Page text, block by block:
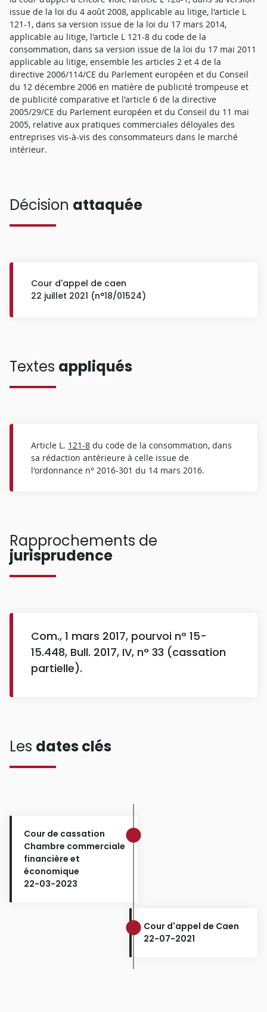
issue de la loi du 4 août 2008, applicable au litige, l'article L
121-1, dans sa version issue de la loi du 17 mars 2014,
applicable au litige, l'article L 121-8 du code de la
consommation, dans sa version issue de la loi du 17 mai 2011
applicable au litige, ensemble les articles 2 et 4 de la
directive 2006/114/CE du Parlement européen et du Conseil
du 12 décembre 2006 en matière de publicité trompeuse et
de publicité comparative et l'article 6 de la directive
2005/29/CE du Parlement européen et du Conseil du 11 mai
2005, relative aux pratiques commerciales déloyales des
entreprises vis-à-vis des consommateurs dans le marché
intérieur.
Décision attaquée
Cour d'appel de caen
22 juillet 2021 (n°18/01524)
Textes appliqués
Article L. 121-8 du code de la consommation, dans
sa rédaction antérieure à celle issue de
l'ordonnance n° 2016-301 du 14 mars 2016.
Rapprochements de
jurisprudence
Com., 1 mars 2017, pourvoi n° 15-
15.448, Bull. 2017, IV, n° 33 (cassation
partielle).
Les dates clés
Cour de cassation
Chambre commerciale
financière et
économique
22-03-2023
Cour d'appel de Caen
22-07-2021